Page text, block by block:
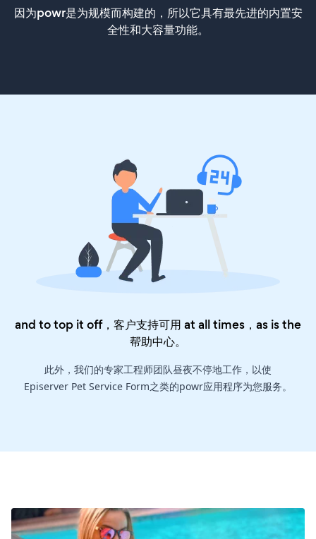
因为powr是为规模而构建的，所以它具有最先进的内置安
全性和大容量功能。
and to top it off，客户支持可用 at all times，as is the
帮助中心。
此外，我们的专家工程师团队昼夜不停地工作，以使
Episerver Pet Service Form之类的powr应用程序为您服务。